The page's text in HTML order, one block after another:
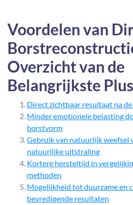
Voordelen van
Overzicht van de
Belangrijkste
Direct zichtbaar resultaat na
Minder emotionele belasting
borstvorm
Gebruik van natuurlijk weefsel
natuurlijke uitstraling
Kortere hersteltijd in
methoden
Mogelijkheid tot duurzame en
bevredigende resultaten